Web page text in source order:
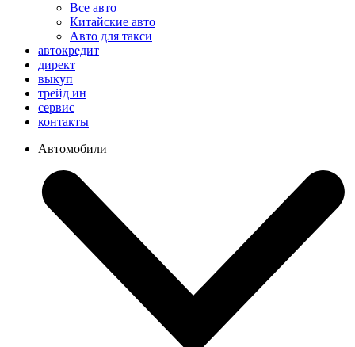
Все авто
Китайские авто
Авто для такси
автокредит
директ
выкуп
трейд ин
сервис
контакты
Автомобили